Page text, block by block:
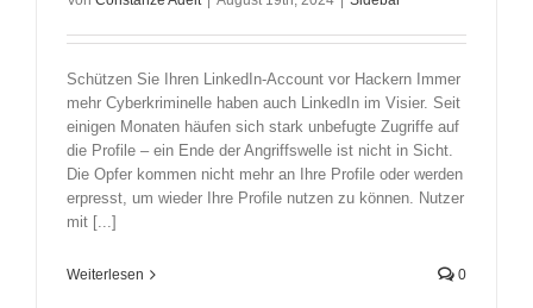
Schützen Sie Ihren LinkedIn-Account vor Hackern Immer
mehr Cyberkriminelle haben auch LinkedIn im Visier. Seit
einigen Monaten häufen sich stark unbefugte Zugriffe auf
die Profile – ein Ende der Angriffswelle ist nicht in Sicht.
Die Opfer kommen nicht mehr an Ihre Profile oder werden
erpresst, um wieder Ihre Profile nutzen zu können. Nutzer
mit [...]
Weiterlesen 0